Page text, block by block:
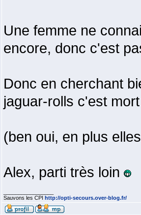
Une femme ne
encore, donc c'est
Donc en cherchant
jaguar-rolls c'est mort
(ben oui, en plus
Alex, parti très loin
Sauvons les CPI http://opti-secours.over-blog.fr/